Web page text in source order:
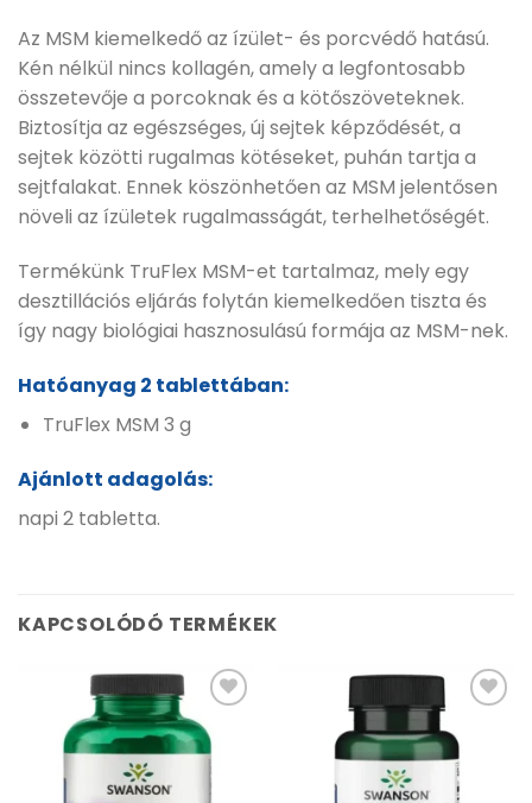
Az MSM kiemelkedő az ízület- és porcvédő hatású.
Kén nélkül nincs kollagén, amely a legfontosabb
összetevője a porcoknak és a kötőszöveteknek.
Biztosítja az egészséges, új sejtek képződését, a
sejtek közötti rugalmas kötéseket, puhán tartja a
sejtfalakat. Ennek köszönhetően az MSM jelentősen
növeli az ízületek rugalmasságát, terhelhetőségét.
Termékünk TruFlex MSM-et tartalmaz, mely egy
desztillációs eljárás folytán kiemelkedően tiszta és
így nagy biológiai hasznosulású formája az MSM-nek.
Hatóanyag 2 tablettában:
TruFlex MSM 3 g
Ajánlott adagolás:
napi 2 tabletta.
KAPCSOLÓDÓ TERMÉKEK
Kívánságlistához
adás
adás